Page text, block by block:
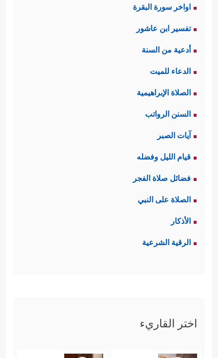
اواخر سورة البقرة
تفسير ابن عاشور
أدعية من السنة
الدعاء للميت
الصلاة الإبراهيمية
السنن الرواتب
آيات الصبر
قيام الليل وفضله
فضائل صلاة الفجر
الصلاة على النبي
الأذكار
الرقية الشرعية
اختر القاريء